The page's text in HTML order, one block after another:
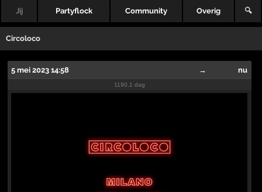
Jij Partyflock Community Overig 🔍
Circoloco
5 mei 2023 14:58 → nu
1190.1 dag